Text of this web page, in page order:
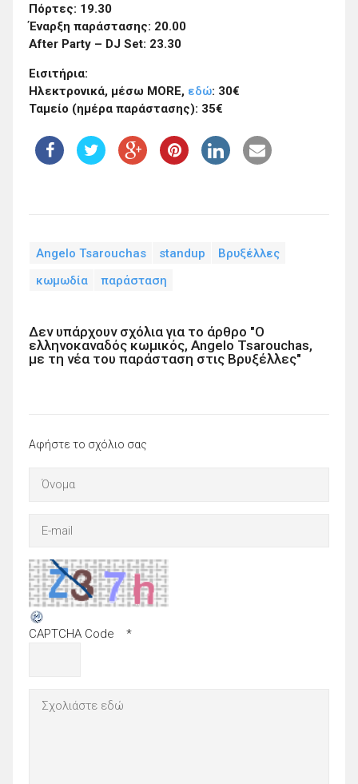
Πόρτες: 19.30
Έναρξη παράστασης: 20.00
After Party – DJ Set: 23.30
Εισιτήρια:
Ηλεκτρονικά, μέσω MORE, εδώ: 30€
Ταμείο (ημέρα παράστασης): 35€
Angelo Tsarouchas standup
Βρυξέλλες
κωμωδία
παράσταση
Δεν υπάρχουν σχόλια για το άρθρο "Ο
ελληνοκαναδός κωμικός, Angelo Tsarouchas,
με τη νέα του παράσταση στις Βρυξέλλες"
Αφήστε το σχόλιο σας
CAPTCHA Code *